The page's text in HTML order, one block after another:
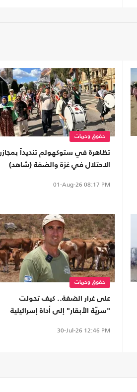
حقوق وحريات
تظاهرة في ستوكهولم تنديداً بمجازر
الاحتلال في غزة والضفة (شاهد)
01-Aug-26 08:17 PM
حقوق وحريات
على غرار الضفة.. كيف تحولت
"سريّة الأبقار" إلى أداة إسرائيلية
30-Jul-26 12:46 PM